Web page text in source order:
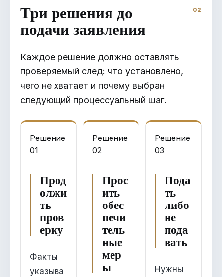
Три решения до
подачи заявления
Каждое решение должно оставлять
проверяемый след: что установлено,
чего не хватает и почему выбран
следующий процессуальный шаг.
Решение
01
Прод
олжи
ть
пров
ерку
Факты
указыва
Решение
02
Прос
ить
обес
печи
тель
ные
мер
ы
Решение
03
Пода
ть
либо
не
пода
вать
Нужны